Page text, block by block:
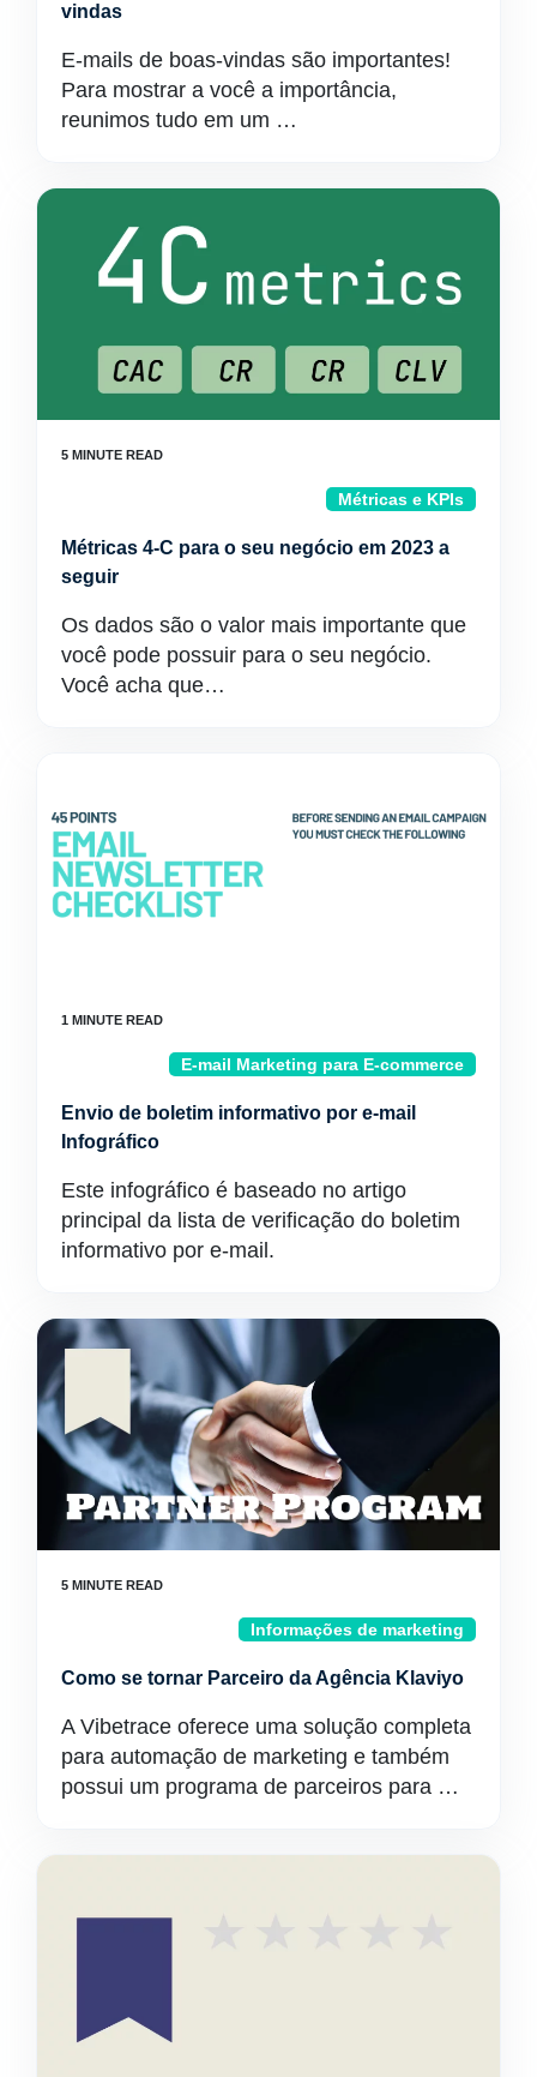
vindas
E-mails de boas-vindas são importantes!
Para mostrar a você a importância,
reunimos tudo em um …
Métricas e KPIs
Métricas 4-C para o seu negócio em 2023 a
seguir
Os dados são o valor mais importante que
você pode possuir para o seu negócio.
Você acha que…
E-mail Marketing para E-commerce
Envio de boletim informativo por e-mail
Infográfico
Este infográfico é baseado no artigo
principal da lista de verificação do boletim
informativo por e-mail.
Informações de marketing
Como se tornar Parceiro da Agência Klaviyo
A Vibetrace oferece uma solução completa
para automação de marketing e também
possui um programa de parceiros para …